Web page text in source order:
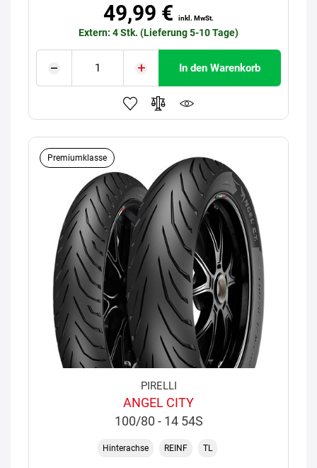
49,99 € inkl. MwSt.
Extern: 4 Stk. (Lieferung 5-10 Tage)
In den Warenkorb
Premiumklasse
PIRELLI
ANGEL CITY
100/80 - 14 54S
Hinterachse REINF TL